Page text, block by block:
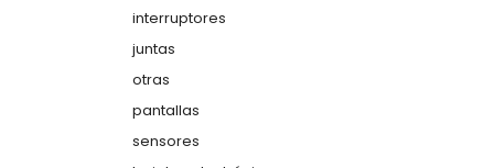
interruptores
juntas
otras
pantallas
sensores